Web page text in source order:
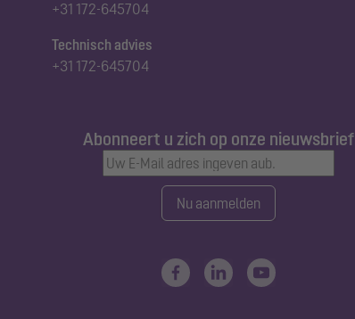
+31 172-645704
Technisch advies
+31 172-645704
Abonneert u zich op onze nieuwsbrief
Nu aanmelden